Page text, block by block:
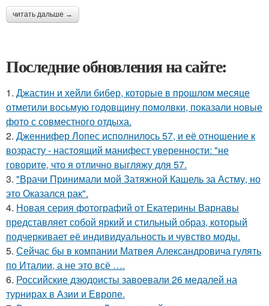
читать дальше →
Последние обновления на сайте:
1. Джастин и хейли бибер, которые в прошлом месяце
отметили восьмую годовщину помолвки, показали новые
фото с совместного отдыха.
2. Дженнифер Лопес исполнилось 57, и её отношение к
возрасту - настоящий манифест уверенности: "не
говорите, что я отлично выгляжу для 57.
3. "Врачи Принимали мой Затяжной Кашель за Астму, но
это Оказался рак".
4. Новая серия фотографий от Екатерины Варнавы
представляет собой яркий и стильный образ, который
подчеркивает её индивидуальность и чувство моды.
5. Сейчас бы в компании Матвея Александровича гулять
по Италии, а не это всё ….
6. Российские дзюдоисты завоевали 26 медалей на
турнирах в Азии и Европе.